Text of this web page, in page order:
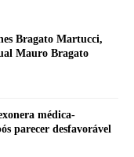
Bragato Martucci,
Mauro Bragato
médica-
parecer desfavorável